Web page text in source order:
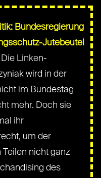
Bundesregierung
Jutebeutel
Die Linken-
wird in der
im Bundestag
mehr. Doch sie
ihr
um der
Teilen nicht ganz
des